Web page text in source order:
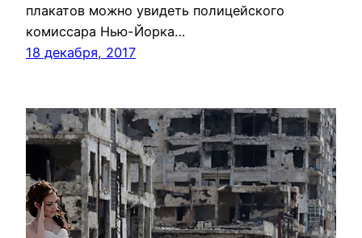
плакатов можно увидеть полицейского
комиссара Нью-Йорка…
18 декабря, 2017